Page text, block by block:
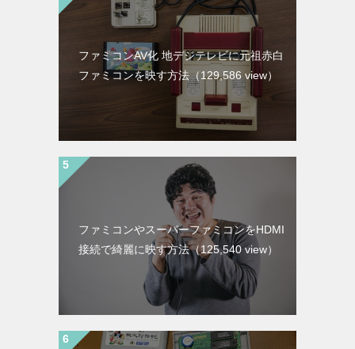
ファミコンAV化 地デジテレビに元祖赤白
ファミコンを映す方法 （129,586 view）
ファミコンやスーパーファミコンをHDMI
接続で綺麗に映す方法（125,540 view）